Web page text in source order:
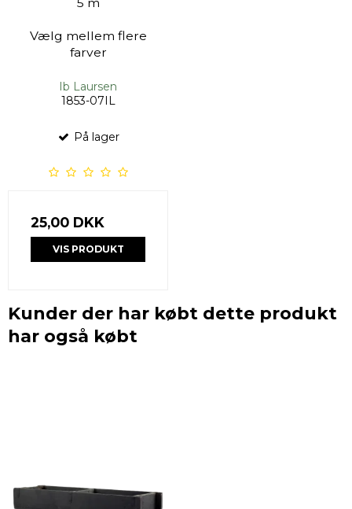
Vælg mellem flere
farver
Ib Laursen
1853-07IL
På lager
25,00 DKK
VIS PRODUKT
Kunder der har købt dette produkt
har også købt